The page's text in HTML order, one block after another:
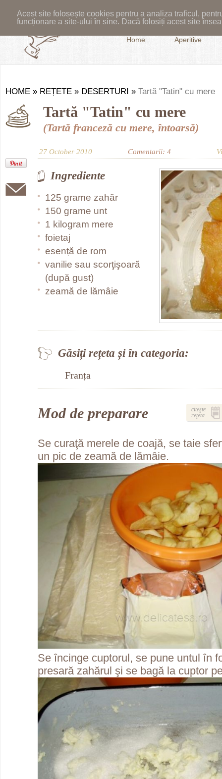
Acest site folosește cookies pentru a analiza traficul,
funcționare a site-ului în sine. Dacă folosiți acest site
Home Aperitive
HOME » REȚETE » DESERTURI » Tartă "Tatin" cu mere
Tartă "Tatin" cu mere
(Tartă franceză cu mere, întoarsă)
27 October 2010 Comentarii: 4
Ingrediente
125 grame zahăr
150 grame unt
1 kilogram mere
foietaj
esență de rom
vanilie sau scorţişoară
(după gust)
zeamă de lămâie
Găsiți rețeta și în categoria:
Franța
Mod de preparare
citeşte
reţeta
Se curaţă merele de coajă, se taie
un pic de zeamă de lămâie.
Se încinge cuptorul, se pune untul în
presară zahărul şi se bagă la cuptor